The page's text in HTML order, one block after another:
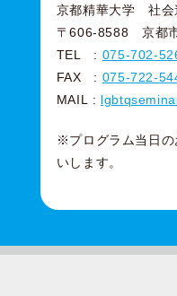
京都精華大学 社会
〒606-8588 京都
TEL : 075-702-
FAX : 075-722-
MAIL :
※プログラム当日の
いします。